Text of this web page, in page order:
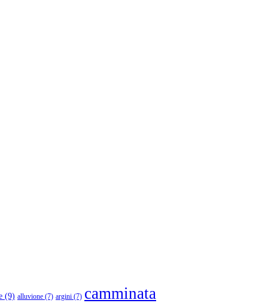
(9) alluvione (7) argini (7) camminata